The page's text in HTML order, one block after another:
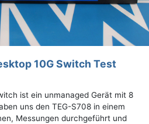
10G Switch Test
ist ein unmanaged Gerät mit 8
uns den TEG-S708 in einem
Messungen durchgeführt und